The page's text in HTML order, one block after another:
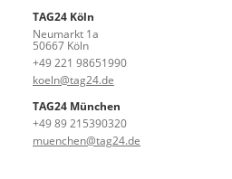
TAG24 Köln
Neumarkt 1a
50667 Köln
+49 221 98651990
koeln@tag24.de
TAG24 München
+49 89 215390320
muenchen@tag24.de